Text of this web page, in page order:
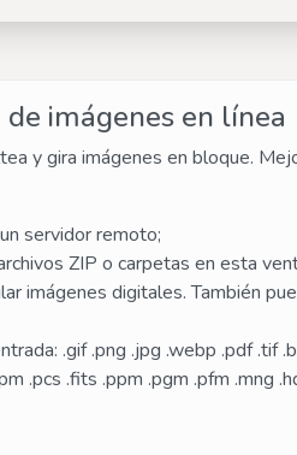
imágenes en línea
y gira imágenes en bloque.
servidor remoto;
ZIP o carpetas en esta
imágenes digitales. También
.gif .png .jpg .webp .pdf .tif
.pcs .fits .ppm .pgm .pfm .mng